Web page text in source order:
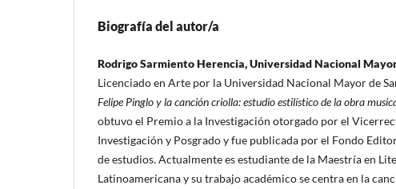
Biografía del autor/a
Rodrigo Sarmiento Herencia, Universidad Nacional
Licenciado en Arte por la Universidad Nacional Mayor de
Felipe Pinglo y la canción criolla: estudio estilístico de la obra
obtuvo el Premio a la Investigación otorgado por el
Investigación y Posgrado y fue publicada por el Fondo
de estudios. Actualmente es estudiante de la Maestría en
Latinoamericana y su trabajo académico se centra en la